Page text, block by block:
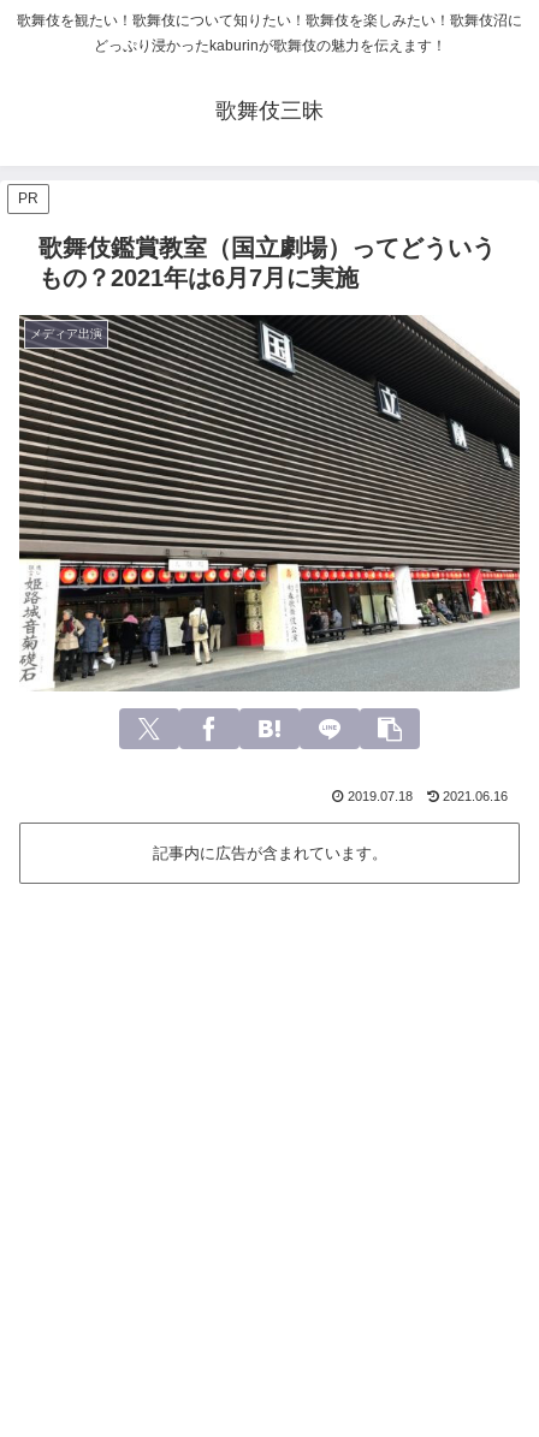
歌舞伎を観たい！歌舞伎について知りたい！歌舞伎を楽しみたい！歌舞伎沼に
どっぷり浸かったkaburinが歌舞伎の魅力を伝えます！
歌舞伎三昧
PR
歌舞伎鑑賞教室（国立劇場）ってどういう
もの？2021年は6月7月に実施
メディア出演
2019.07.18 2021.06.16
記事内に広告が含まれています。